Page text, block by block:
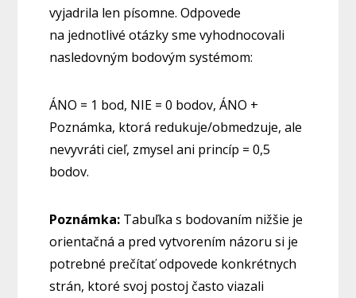
vyjadrila len písomne. Odpovede
na jednotlivé otázky sme vyhodnocovali
nasledovným bodovým systémom:
ÁNO = 1 bod, NIE = 0 bodov, ÁNO +
Poznámka, ktorá redukuje/obmedzuje, ale
nevyvráti cieľ, zmysel ani princíp = 0,5
bodov.
Poznámka: Tabuľka s bodovaním nižšie je
orientačná a pred vytvorením názoru si je
potrebné prečítať odpovede konkrétnych
strán, ktoré svoj postoj často viazali